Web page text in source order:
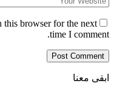
this browser for the next
time I comment.
ابقى معنا